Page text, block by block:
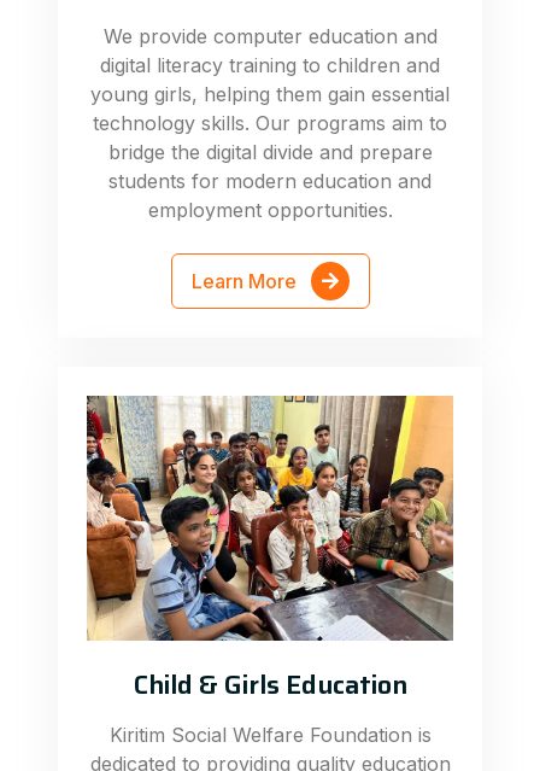
We provide computer education and
digital literacy training to children and
young girls, helping them gain essential
technology skills. Our programs aim to
bridge the digital divide and prepare
students for modern education and
employment opportunities.
Learn More
Child & Girls Education
Kiritim Social Welfare Foundation is
dedicated to providing quality education